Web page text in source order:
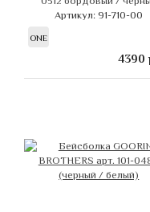
Артикул: 91-710-00
ONE
4390